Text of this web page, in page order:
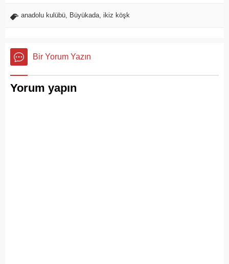
anadolu kulübü, Büyükada, ikiz köşk
Bir Yorum Yazın
Yorum yapın